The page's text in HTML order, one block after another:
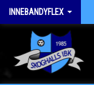
INNEBANDYFLEX